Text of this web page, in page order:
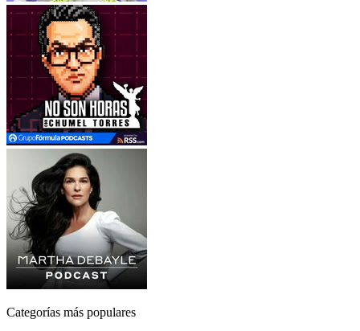
Categorías más populares